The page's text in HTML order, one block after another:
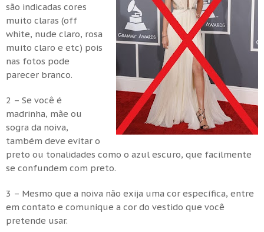
são indicadas cores
muito claras (off
white, nude claro, rosa
muito claro e etc) pois
nas fotos pode
parecer branco.
2 – Se você é
madrinha, mãe ou
sogra da noiva,
também deve evitar o
preto ou tonalidades como o azul escuro, que facilmente
se confundem com preto.
3 – Mesmo que a noiva não exija uma cor específica, entre
em contato e comunique a cor do vestido que você
pretende usar.